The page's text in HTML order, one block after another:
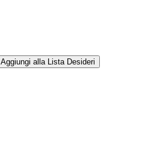
Aggiungi alla Lista Desideri